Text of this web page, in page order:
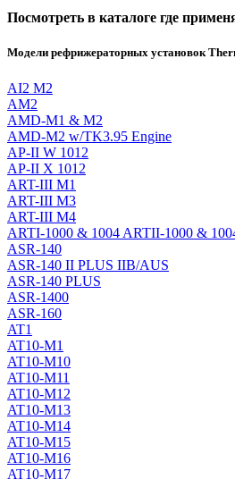
Посмотреть в каталоге где
Модели рефрижераторных установок
AI2 M2
AM2
AMD-M1 & M2
AMD-M2 w/TK3.95 Engine
AP-II W 1012
AP-II X 1012
ART-III M1
ART-III M3
ART-III M4
ARTI-1000 & 1004 ARTII-1000 &
ASR-140
ASR-140 II PLUS IIB/AUS
ASR-140 PLUS
ASR-1400
ASR-160
AT1
AT10-M1
AT10-M10
AT10-M11
AT10-M12
AT10-M13
AT10-M14
AT10-M15
AT10-M16
AT10-M17